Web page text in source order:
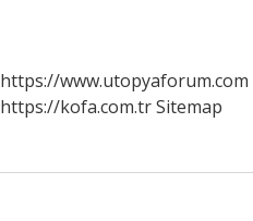
https://www.utopyaforum.com
https://kofa.com.trSitemap